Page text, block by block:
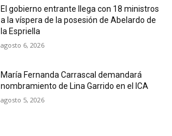
El gobierno entrante llega con 18 ministros
a la víspera de la posesión de Abelardo de
la Espriella
agosto 6, 2026
María Fernanda Carrascal demandará
nombramiento de Lina Garrido en el ICA
agosto 5, 2026